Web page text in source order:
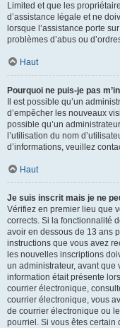
Limited et que les
d’assistance légale et ne
lorsque l’assistance porte
problèmes d’abus ou
Haut
Pourquoi ne puis-je pas
Il est possible qu’un
d’empêcher les nouveaux
possible qu’un
l’utilisation du nom
d’informations, veuillez
Haut
Je suis inscrit mais je ne
Vérifiez en premier lieu que
corrects. Si la fonctionnalité
avoir en dessous de 13 ans
instructions que vous avez
les nouvelles inscriptions
un administrateur, avant que
information était présente
courrier électronique,
courrier électronique, vous
de courrier électronique ou
pourriel. Si vous êtes certain